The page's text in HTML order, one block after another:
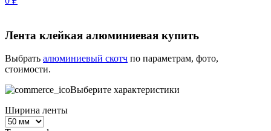
Лента клейкая алюминиевая купить
Выбрать алюминиевый скотч по параметрам, фото,
стоимости.
Выберите характеристики
Ширина ленты